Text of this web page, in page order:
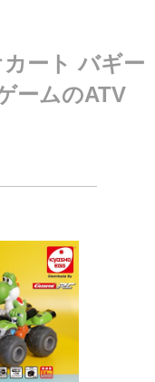
ート バギー
ームのATV